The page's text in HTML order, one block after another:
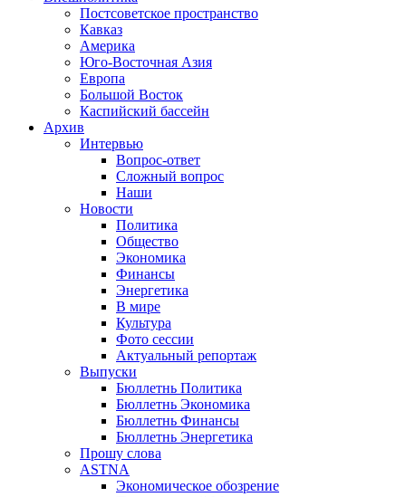
Постсоветское пространство
Кавказ
Америка
Юго-Восточная Азия
Европа
Большой Восток
Каспийский бассейн
Архив
Интервью
Вопрос-ответ
Сложный вопрос
Наши
Новости
Политика
Общество
Экономика
Финансы
Энергетика
В мире
Культура
Фото сессии
Актуальный репортаж
Выпуски
Бюллетнь Политика
Бюллетнь Экономика
Бюллетнь Финансы
Бюллетнь Энергетика
Прошу слова
ASTNA
Экономическое обозрение